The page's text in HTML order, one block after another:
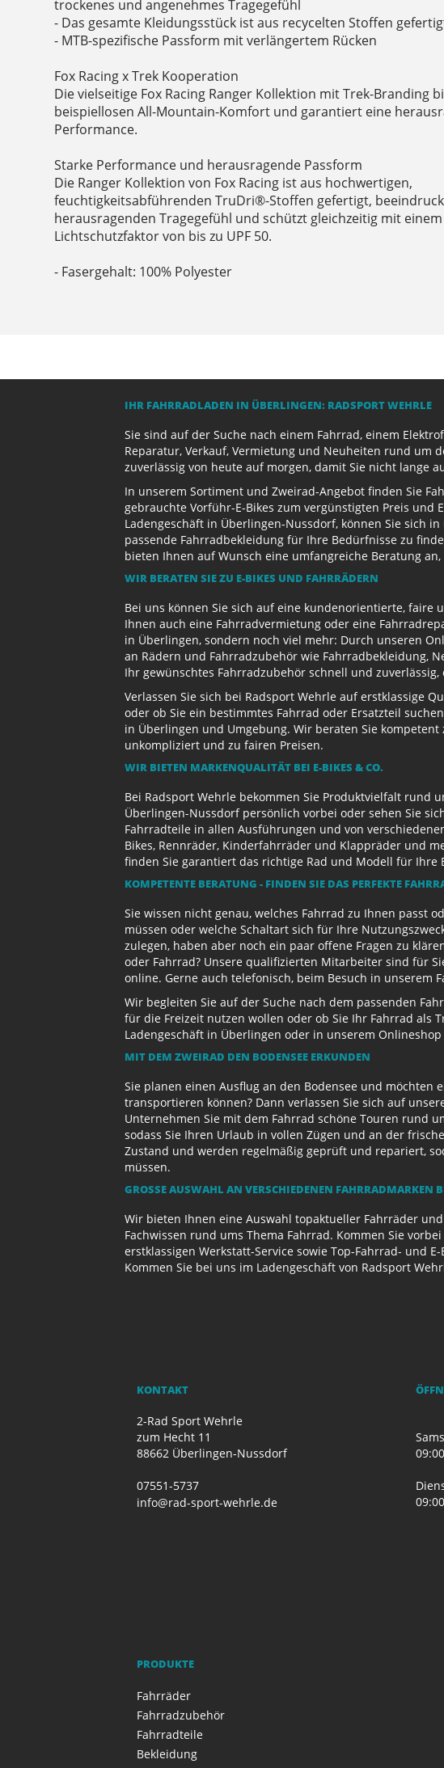
trockenes und angenehmes Tragegefühl
- Das gesamte Kleidungsstück ist aus recycelten Stoffen
- MTB-spezifische Passform mit verlängertem Rücken
Fox Racing x Trek Kooperation
Die vielseitige Fox Racing Ranger Kollektion mit Trek-Branding
beispiellosen All-Mountain-Komfort und garantiert eine
Performance.
Starke Performance und herausragende Passform
Die Ranger Kollektion von Fox Racing ist aus hochwertigen,
feuchtigkeitsabführenden TruDri®-Stoffen gefertigt,
herausragenden Tragegefühl und schützt gleichzeitig mit einem
Lichtschutzfaktor von bis zu UPF 50.
- Fasergehalt: 100% Polyester
IHR FAHRRADLADEN IN ÜBERLINGEN: RADSPORT WEHRLE
Sie sind auf der Suche nach einem Fahrrad, einem
Reparatur, Verkauf, Vermietung und Neuheiten rund um
zuverlässig von heute auf morgen, damit Sie nicht lange
In unserem Sortiment und Zweirad-Angebot finden Sie
gebrauchte Vorführ-E-Bikes zum vergünstigten Preis und
Ladengeschäft in Überlingen-Nussdorf, können Sie sich
passende Fahrradbekleidung für Ihre Bedürfnisse zu
bieten Ihnen auf Wunsch eine umfangreiche Beratung
WIR BERATEN SIE ZU E-BIKES UND FAHRRÄDERN
Bei uns können Sie sich auf eine kundenorientierte, faire
Ihnen auch eine Fahrradvermietung oder eine
in Überlingen, sondern noch viel mehr: Durch unseren
an Rädern und Fahrradzubehör wie Fahrradbekleidung,
Ihr gewünschtes Fahrradzubehör schnell und zuverlässig,
Verlassen Sie sich bei Radsport Wehrle auf erstklassige
oder ob Sie ein bestimmtes Fahrrad oder Ersatzteil
in Überlingen und Umgebung. Wir beraten Sie
unkompliziert und zu fairen Preisen.
WIR BIETEN MARKENQUALITÄT BEI E-BIKES & CO.
Bei Radsport Wehrle bekommen Sie Produktvielfalt rund
Überlingen-Nussdorf persönlich vorbei oder sehen Sie
Fahrradteile in allen Ausführungen und von
Bikes, Rennräder, Kinderfahrräder und Klappräder und
finden Sie garantiert das richtige Rad und Modell für Ihre
KOMPETENTE BERATUNG - FINDEN SIE DAS PERFEKTE
Sie wissen nicht genau, welches Fahrrad zu Ihnen passt
müssen oder welche Schaltart sich für Ihre
zulegen, haben aber noch ein paar offene Fragen zu
oder Fahrrad? Unsere qualifizierten Mitarbeiter sind für
online. Gerne auch telefonisch, beim Besuch in
Wir begleiten Sie auf der Suche nach dem passenden
für die Freizeit nutzen wollen oder ob Sie Ihr Fahrrad als
Ladengeschäft in Überlingen oder in unserem
MIT DEM ZWEIRAD DEN BODENSEE ERKUNDEN
Sie planen einen Ausflug an den Bodensee und möchten
transportieren können? Dann verlassen Sie sich auf
Unternehmen Sie mit dem Fahrrad schöne Touren rund
sodass Sie Ihren Urlaub in vollen Zügen und an der
Zustand und werden regelmäßig geprüft und repariert,
müssen.
GROSSE AUSWAHL AN VERSCHIEDENEN FAHRRADMARKEN
Wir bieten Ihnen eine Auswahl topaktueller Fahrräder
Fachwissen rund ums Thema Fahrrad. Kommen Sie
erstklassigen Werkstatt-Service sowie Top-Fahrrad- und
Kommen Sie bei uns im Ladengeschäft von Radsport
KONTAKT
2-Rad Sport Wehrle
zum Hecht 11
88662 Überlingen-Nussdorf
07551-5737
info@rad-sport-wehrle.de
PRODUKTE
Fahrräder
Fahrradzubehör
Fahrradteile
Bekleidung